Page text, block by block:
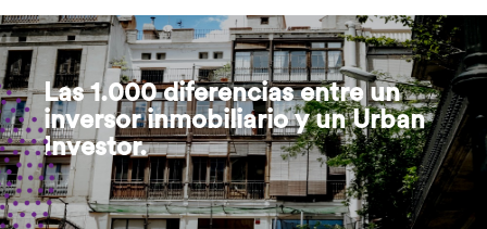
Las 1.000 diferencias entre un
inversor inmobiliario y un Urban
Investor.